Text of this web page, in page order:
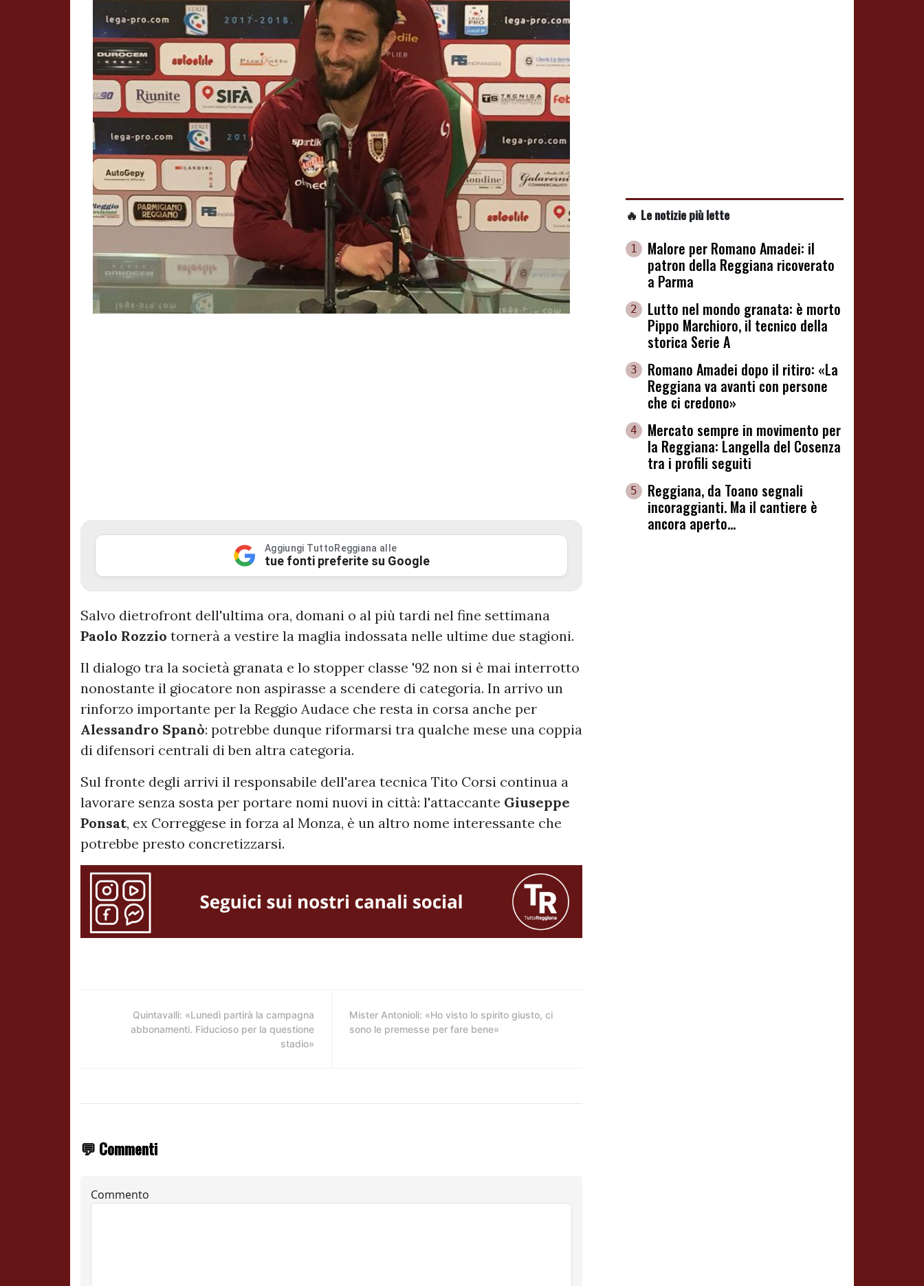
Aggiungi TuttoReggiana alle
tue fonti preferite su Google
Salvo dietrofront dell'ultima ora, domani o al più tardi nel fine settimana
Paolo Rozzio tornerà a vestire la maglia indossata nelle ultime due stagioni.
Il dialogo tra la società granata e lo stopper classe '92 non si è mai interrotto
nonostante il giocatore non aspirasse a scendere di categoria. In arrivo un
rinforzo importante per la Reggio Audace che resta in corsa anche per
Alessandro Spanò: potrebbe dunque riformarsi tra qualche mese una coppia
di difensori centrali di ben altra categoria.
Sul fronte degli arrivi il responsabile dell'area tecnica Tito Corsi continua a
lavorare senza sosta per portare nomi nuovi in città: l'attaccante Giuseppe
Ponsat, ex Correggese in forza al Monza, è un altro nome interessante che
potrebbe presto concretizzarsi.
Quintavalli: «Lunedì partirà la campagna
abbonamenti. Fiducioso per la questione
stadio»
Mister Antonioli: «Ho visto lo spirito giusto, ci
sono le premesse per fare bene»
💬 Commenti
🔥 Le notizie più lette
1
Malore per Romano Amadei: il
patron della Reggiana ricoverato
a Parma
2
Lutto nel mondo granata: è morto
Pippo Marchioro, il tecnico della
storica Serie A
3
Romano Amadei dopo il ritiro: «La
Reggiana va avanti con persone
che ci credono»
4
Mercato sempre in movimento per
la Reggiana: Langella del Cosenza
tra i profili seguiti
5
Reggiana, da Toano segnali
incoraggianti. Ma il cantiere è
ancora aperto...